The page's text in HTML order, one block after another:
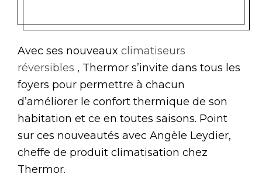
Avec ses nouveaux climatiseurs
réversibles , Thermor s’invite dans tous les
foyers pour permettre à chacun
d’améliorer le confort thermique de son
habitation et ce en toutes saisons. Point
sur ces nouveautés avec Angèle Leydier,
cheffe de produit climatisation chez
Thermor.